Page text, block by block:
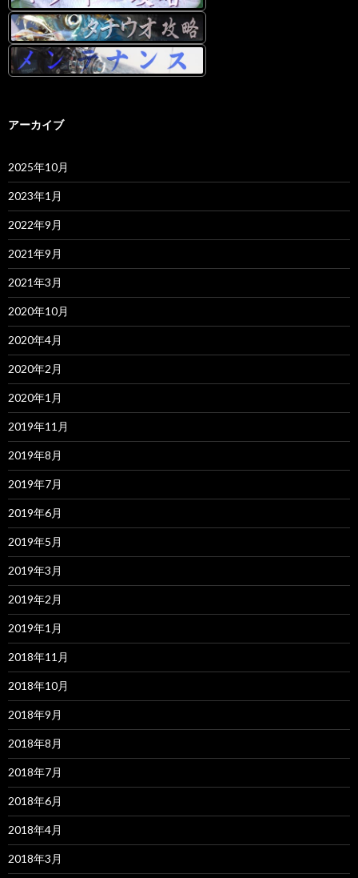
アーカイブ
2025年10月
2023年1月
2022年9月
2021年9月
2021年3月
2020年10月
2020年4月
2020年2月
2020年1月
2019年11月
2019年8月
2019年7月
2019年6月
2019年5月
2019年3月
2019年2月
2019年1月
2018年11月
2018年10月
2018年9月
2018年8月
2018年7月
2018年6月
2018年4月
2018年3月